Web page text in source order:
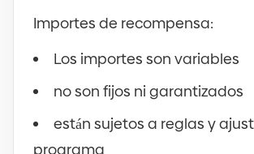
Importes de recompensa:
Los importes son variables
no son fijos ni garantizados
están sujetos a reglas y
programa